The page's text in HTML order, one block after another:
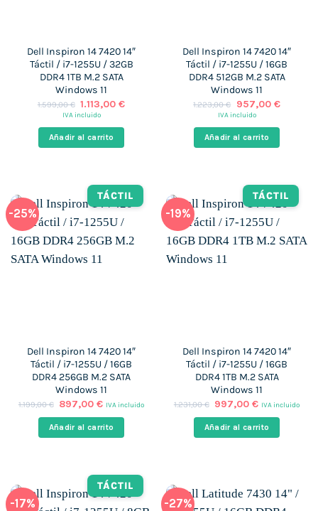
Dell Inspiron 14 7420 14″
Táctil / i7-1255U / 32GB
DDR4 1TB M.2 SATA
Windows 11
1.599,00€ El
precio
era:
1.599,00 €.
1.113,00€El
IVA incluido
Añadir al carrito
Dell Inspiron 14 7420 14″
Táctil / i7-1255U / 16GB
DDR4 512GB M.2 SATA
Windows 11
1.223,00€
El
precio
era:
1.223,00 €.
957,00 €El
es:
957,00
IVA incluido
Añadir al carrito
-25%
TÁCTIL
Dell Inspiron 14 7420 14″
Táctil / i7-1255U / 16GB
DDR4 256GB M.2 SATA
Windows 11
1.199,00€ El
original
era:
897,00€El
actual
es:
IVA incluido
Añadir al carrito
-19%
TÁCTIL
Dell Inspiron 14 7420 14″
Táctil / i7-1255U / 16GB
DDR4 1TB M.2 SATA
Windows 11
1.231,00€ El
original
era:
997,00€El
actual
es:
IVA incluido
Añadir al carrito
-17%
TÁCTIL
-27%